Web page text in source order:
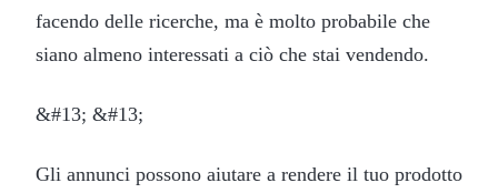
facendo delle ricerche, ma è molto probabile che
siano almeno interessati a ciò che stai vendendo.
&#13; &#13;
Gli annunci possono aiutare a rendere il tuo prodotto